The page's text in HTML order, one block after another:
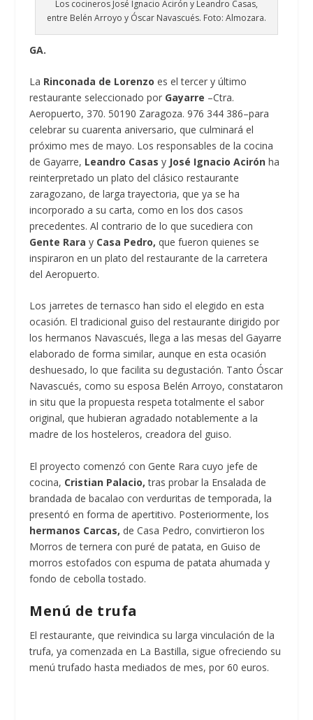
Los cocineros José Ignacio Acirón y Leandro Casas,
entre Belén Arroyo y Óscar Navascués. Foto: Almozara.
GA.
La Rinconada de Lorenzo es el tercer y último
restaurante seleccionado por Gayarre –Ctra.
Aeropuerto, 370. 50190 Zaragoza. 976 344 386–para
celebrar su cuarenta aniversario, que culminará el
próximo mes de mayo. Los responsables de la cocina
de Gayarre, Leandro Casas y José Ignacio Acirón ha
reinterpretado un plato del clásico restaurante
zaragozano, de larga trayectoria, que ya se ha
incorporado a su carta, como en los dos casos
precedentes. Al contrario de lo que sucediera con
Gente Rara y Casa Pedro, que fueron quienes se
inspiraron en un plato del restaurante de la carretera
del Aeropuerto.
Los jarretes de ternasco han sido el elegido en esta
ocasión. El tradicional guiso del restaurante dirigido por
los hermanos Navascués, llega a las mesas del Gayarre
elaborado de forma similar, aunque en esta ocasión
deshuesado, lo que facilita su degustación. Tanto Óscar
Navascués, como su esposa Belén Arroyo, constataron
in situ que la propuesta respeta totalmente el sabor
original, que hubieran agradado notablemente a la
madre de los hosteleros, creadora del guiso.
El proyecto comenzó con Gente Rara cuyo jefe de
cocina, Cristian Palacio, tras probar la Ensalada de
brandada de bacalao con verduritas de temporada, la
presentó en forma de apertitivo. Posteriormente, los
hermanos Carcas, de Casa Pedro, convirtieron los
Morros de ternera con puré de patata, en Guiso de
morros estofados con espuma de patata ahumada y
fondo de cebolla tostado.
Menú de trufa
El restaurante, que reivindica su larga vinculación de la
trufa, ya comenzada en La Bastilla, sigue ofreciendo su
menú trufado hasta mediados de mes, por 60 euros.